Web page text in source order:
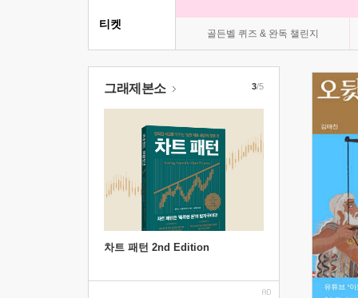
골든벨 퀴즈 & 완독 챌린지
티켓
그래제본소
차트 패턴 2nd Edition
3/5